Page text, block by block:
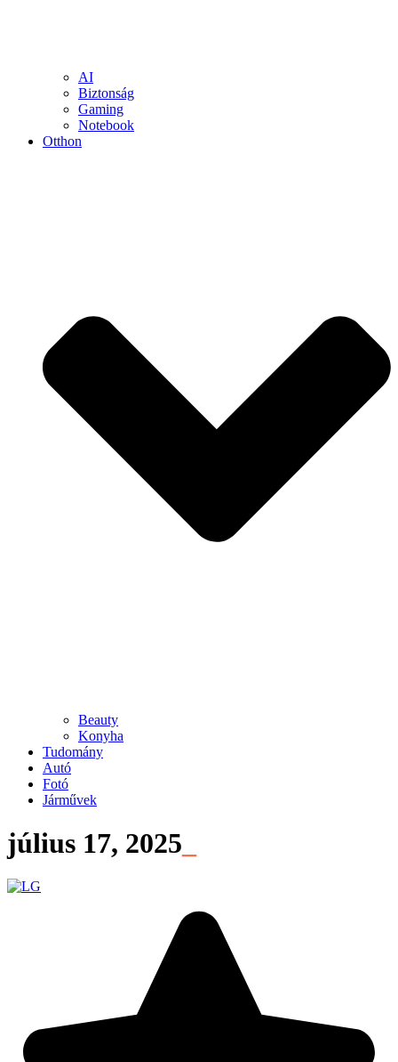
AI
Biztonság
Gaming
Notebook
Otthon
Beauty
Konyha
Tudomány
Autó
Fotó
Járművek
július 17, 2025